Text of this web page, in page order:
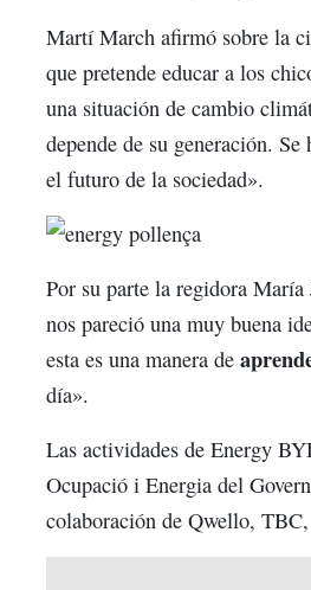
Martí March afirmó sobre la
que pretende educar a los
una situación de cambio
depende de su generación.
el futuro de la sociedad».
Por su parte la regidora
nos pareció una muy buena
esta es una manera de
día».
Las actividades de Energy
Ocupació i Energia del
colaboración de Qwello,